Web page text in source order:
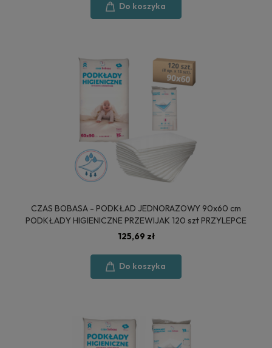
Do koszyka
CZAS BOBASA - PODKŁAD JEDNORAZOWY 90x60 cm
PODKŁADY HIGIENICZNE PRZEWIJAK 120 szt PRZYLEPCE
125,69 zł
Do koszyka